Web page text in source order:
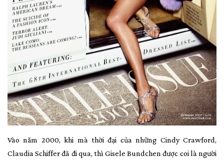
Vào năm 2000, khi mà thời đại của những Cindy Crawford,
Claudia Schiffer đã đi qua, thì Gisele Bundchen được coi là người